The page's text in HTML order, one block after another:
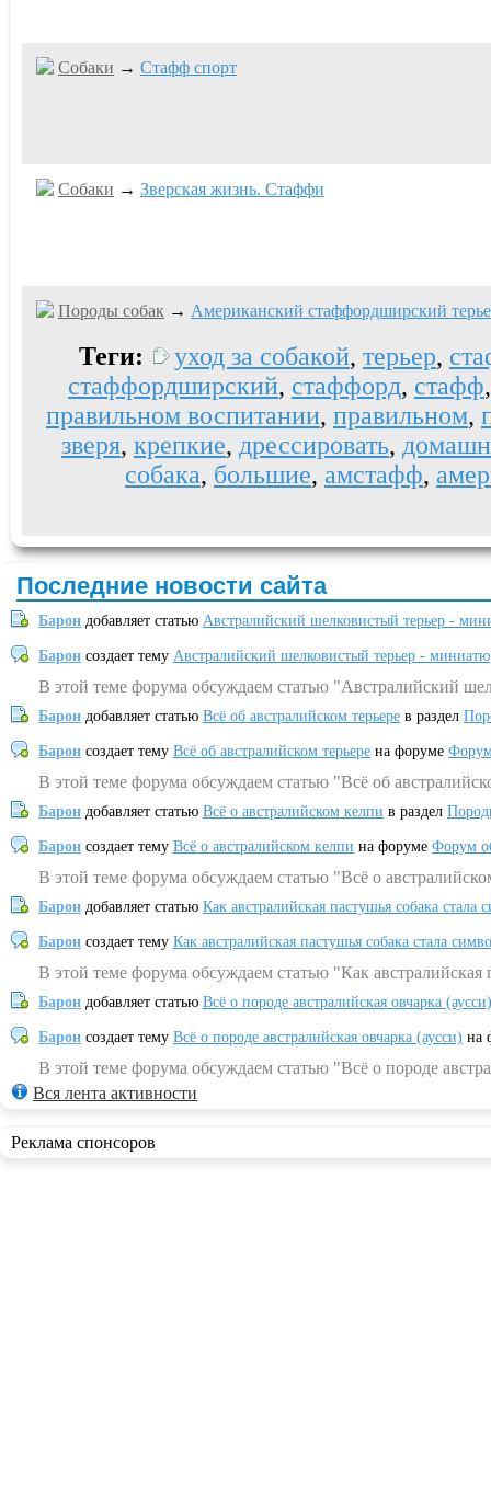
Собаки → Стафф спорт
Собаки → Зверская жизнь. Стаффи
Породы собак → Американский стаффордширский
Теги: уход за собакой, терьер,
стаффордширский, стаффорд, стафф
правильном воспитании, правильном,
зверя, крепкие, дрессировать,
собака, большие, амстафф,
Последние новости сайта
Барон добавляет статью Австралийский шелковистый терьер -
Барон создает тему Австралийский шелковистый терьер -
В этой теме форума обсуждаем статью "Австралийский
Барон добавляет статью Всё об австралийском терьере в раздел
Барон создает тему Всё об австралийском терьере на форуме
В этой теме форума обсуждаем статью "Всё об
Барон добавляет статью Всё о австралийском келпи в раздел
Барон создает тему Всё о австралийском келпи на форуме Форум
В этой теме форума обсуждаем статью "Всё о
Барон добавляет статью Как австралийская пастушья собака
Барон создает тему Как австралийская пастушья собака стала
В этой теме форума обсуждаем статью "Как
Барон добавляет статью Всё о породе австралийская овчарка (аусси)
Барон создает тему Всё о породе австралийская овчарка (аусси) на
В этой теме форума обсуждаем статью "Всё о породе
Вся лента активности
Реклама спонсоров